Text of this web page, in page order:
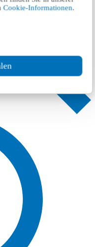
Cookie-Informationen.